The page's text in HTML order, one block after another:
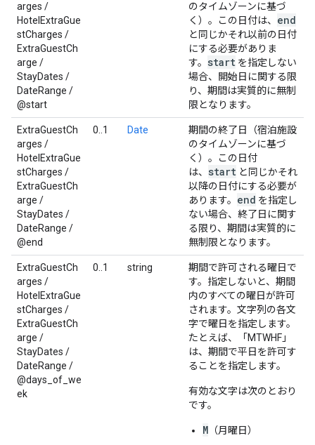
arges /
HotelExtraGue
stCharges /
ExtraGuestCh
arge /
StayDates /
DateRange /
@start
のタイムゾーンに基づ
く）。この日付は、 end
と同じかそれ以前の日付
にする必要がありま
す。 start を指定しない
場合、開始日に関する限
り、期間は実質的に無制
限となります。
ExtraGuestCh
arges /
HotelExtraGue
stCharges /
ExtraGuestCh
arge /
StayDates /
DateRange /
@end
0..1 Date
期間の終了日（宿泊施設
のタイムゾーンに基づ
く）。この日付
は、 start と同じかそれ
以降の日付にする必要が
あります。 end を指定し
ない場合、終了日に関す
る限り、期間は実質的に
無制限となります。
ExtraGuestCh
arges /
HotelExtraGue
stCharges /
ExtraGuestCh
arge /
StayDates /
DateRange /
@days_of_we
ek
0..1 string
期間で許可される曜日で
す。指定しないと、期間
内のすべての曜日が許可
されます。文字列の各文
字で曜日を指定します。
たとえば、「MTWHF」
は、期間で平日を許可す
ることを指定します。
有効な文字は次のとおり
です。
M （月曜日）